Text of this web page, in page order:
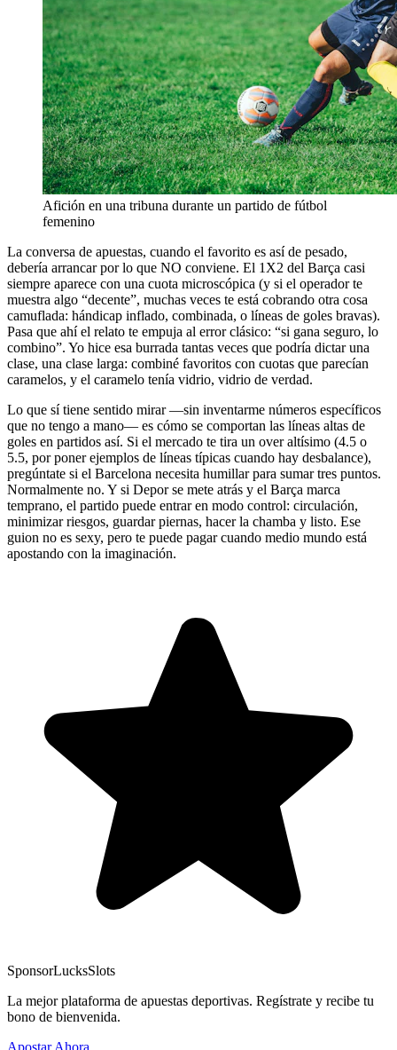
Afición en una tribuna durante un partido de fútbol
femenino
La conversa de apuestas, cuando el favorito es así de pesado,
debería arrancar por lo que NO conviene. El 1X2 del Barça casi
siempre aparece con una cuota microscópica (y si el operador te
muestra algo “decente”, muchas veces te está cobrando otra cosa
camuflada: hándicap inflado, combinada, o líneas de goles bravas).
Pasa que ahí el relato te empuja al error clásico: “si gana seguro, lo
combino”. Yo hice esa burrada tantas veces que podría dictar una
clase, una clase larga: combiné favoritos con cuotas que parecían
caramelos, y el caramelo tenía vidrio, vidrio de verdad.
Lo que sí tiene sentido mirar —sin inventarme números específicos
que no tengo a mano— es cómo se comportan las líneas altas de
goles en partidos así. Si el mercado te tira un over altísimo (4.5 o
5.5, por poner ejemplos de líneas típicas cuando hay desbalance),
pregúntate si el Barcelona necesita humillar para sumar tres puntos.
Normalmente no. Y si Depor se mete atrás y el Barça marca
temprano, el partido puede entrar en modo control: circulación,
minimizar riesgos, guardar piernas, hacer la chamba y listo. Ese
guion no es sexy, pero te puede pagar cuando medio mundo está
apostando con la imaginación.
SponsorLucksSlots
La mejor plataforma de apuestas deportivas. Regístrate y recibe tu
bono de bienvenida.
Apostar Ahora